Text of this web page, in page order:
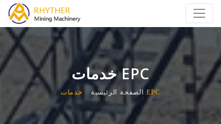
خدمات EPC
الصفحة الرئيسية خدمات EPC